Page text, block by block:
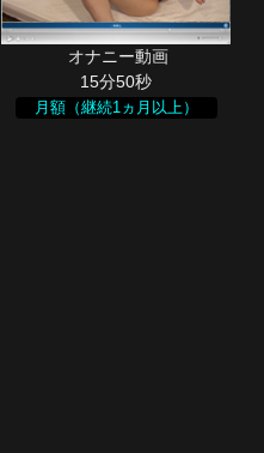
15分50秒
月額（継続1ヵ月以上）